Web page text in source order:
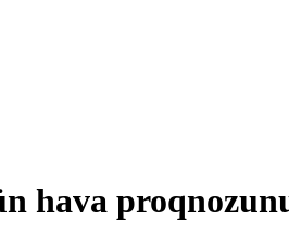
hava